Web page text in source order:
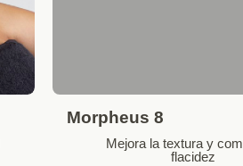
Morpheus 8
Mejora la textura y
flacidez